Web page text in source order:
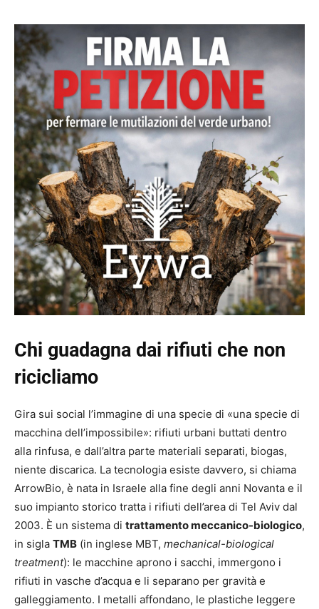
Chi guadagna dai rifiuti che non
ricicliamo
Gira sui social l’immagine di una specie di «una specie di
macchina dell’impossibile»: rifiuti urbani buttati dentro
alla rinfusa, e dall’altra parte materiali separati, biogas,
niente discarica. La tecnologia esiste davvero, si chiama
ArrowBio, è nata in Israele alla fine degli anni Novanta e il
suo impianto storico tratta i rifiuti dell’area di Tel Aviv dal
2003. È un sistema di trattamento meccanico-biologico,
in sigla TMB (in inglese MBT, mechanical-biological
treatment): le macchine aprono i sacchi, immergono i
rifiuti in vasche d’acqua e li separano per gravità e
galleggiamento. I metalli affondano, le plastiche leggere